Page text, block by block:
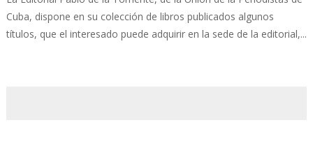
Cuba, dispone en su colección de libros publicados algunos
títulos, que el interesado puede adquirir en la sede de la editorial,...